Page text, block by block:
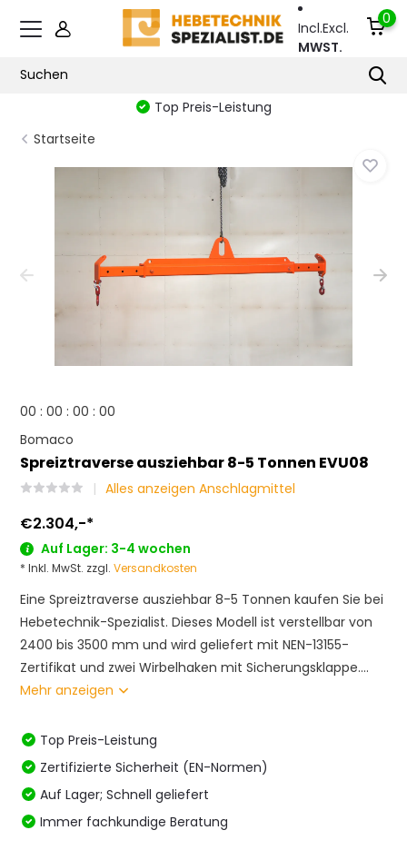
Incl.Excl.
MWST.
0
Top Preis-Leistung
Startseite
00 :00 :00 :00
Bomaco
Spreiztraverse ausziehbar 8-5 Tonnen EVU08
Alles anzeigen Anschlagmittel
€2.304,-*
Auf Lager: 3-4 wochen
* Inkl. MwSt. zzgl.Versandkosten
Eine Spreiztraverse ausziehbar 8-5 Tonnen kaufen Sie bei
Hebetechnik-Spezialist. Dieses Modell ist verstellbar von
2400 bis 3500 mm und wird geliefert mit NEN-13155-
Zertifikat und zwei Wirbelhaken mit Sicherungsklappe....
Mehr anzeigen
Top Preis-Leistung
Zertifizierte Sicherheit (EN-Normen)
Auf Lager; Schnell geliefert
Immer fachkundige Beratung